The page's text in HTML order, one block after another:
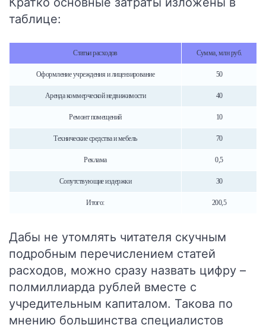
таблице:
Статьи расходов Сумма, млн руб.
Оформление учреждения и лицензирование 50
Аренда коммерческой недвижимости 40
Ремонт помещений 10
Технические средства и мебель 70
Реклама 0,5
Сопутствующие издержки 30
Итого: 200,5
Дабы не утомлять читателя скучным
подробным перечислением статей
расходов, можно сразу назвать цифру –
полмиллиарда рублей вместе с
учредительным капиталом. Такова по
мнению большинства специалистов